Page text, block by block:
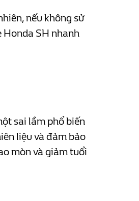
nếu không sử
Honda SH nhanh
sai lầm phổ biến
liệu và đảm bảo
mòn và giảm tuổi